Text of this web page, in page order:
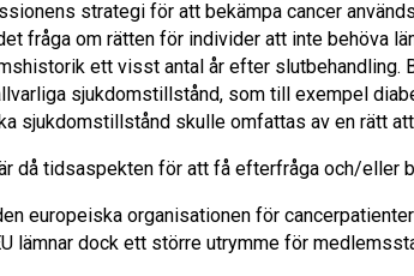
strategi för att bekämpa cancer
fråga om rätten för individer att inte behöva
ett visst antal år efter slutbehandling.
sjukdomstillstånd, som till exempel
sjukdomstillstånd skulle omfattas av en rätt
då tidsaspekten för att få efterfråga och/eller
europeiska organisationen för
lämnar dock ett större utrymme för